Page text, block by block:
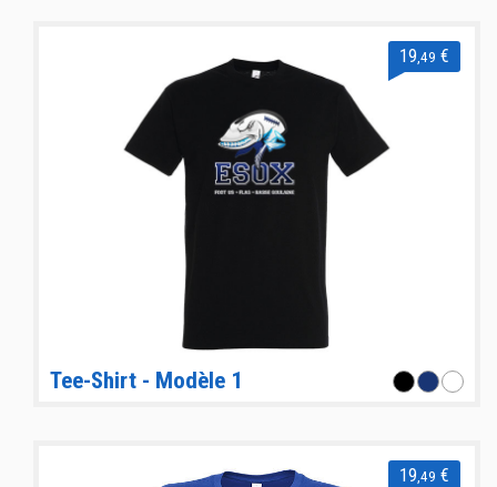
19 ,49 €
Tee-Shirt - Modèle 1
19 ,49 €